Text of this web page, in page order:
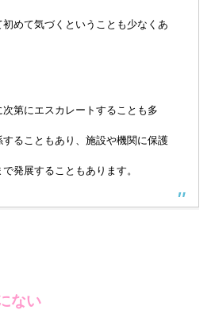
初めて気づくということも少なくあ
第にエスカレートすることも多
することもあり、施設や機関に保護
発展することもあります。
ない